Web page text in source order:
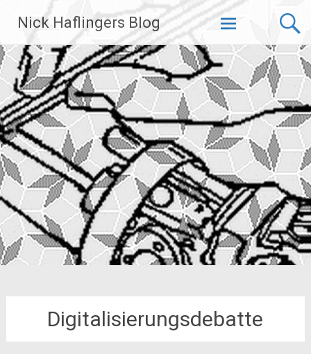
Inhalt
springen
Nick Haflingers Blog
Digitalisierungsdebatte